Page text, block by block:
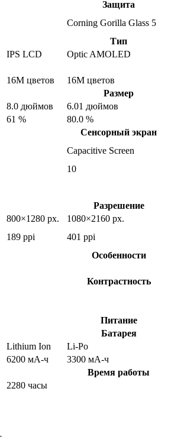
Защита
Corning Gorilla Glass 5
Тип
IPS LCD
Optic AMOLED
16M цветов
16M цветов
Размер
8.0 дюймов
6.01 дюймов
61 %
80.0 %
Сенсорный экран
Capacitive Screen
10
Разрешение
800×1280 px.
1080×2160 px.
189 ppi
401 ppi
Особенности
Контрастность
Питание
Батарея
Lithium Ion
Li-Po
6200 мА-ч
3300 мА-ч
Время работы
2280 часы